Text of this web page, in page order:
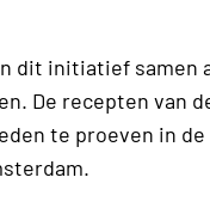
dit initiatief samen
De recepten van
te proeven in